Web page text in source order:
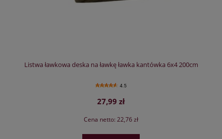
Listwa ławkowa deska na ławkę ławka kantówka 6x4 200cm
4.5
27,99 zł
Cena netto: 22,76 zł